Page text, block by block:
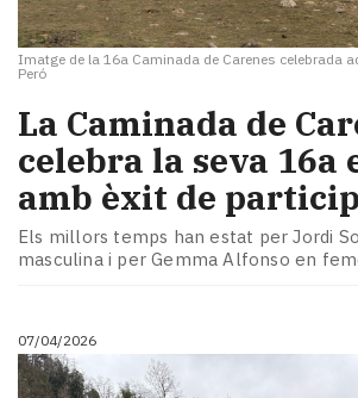
Imatge de la 16a Caminada de Carenes celebrada
Peró
La Caminada de
celebra la seva 16a
amb èxit de
Els millors temps han estat per Jordi
masculina i per Gemma Alfonso en
07/04/2026